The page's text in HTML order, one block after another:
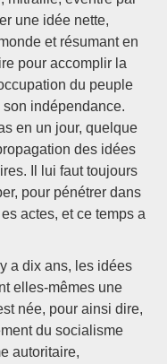
une idée nette,
et résumant en
pour accomplir la
du peuple
indépendance.
en un jour, quelque
des idées
Il lui faut toujours
pour pénétrer dans
actes, et ce temps a
y a dix ans, les idées
elles-mêmes une
née, pour ainsi dire,
du socialisme
autoritaire,